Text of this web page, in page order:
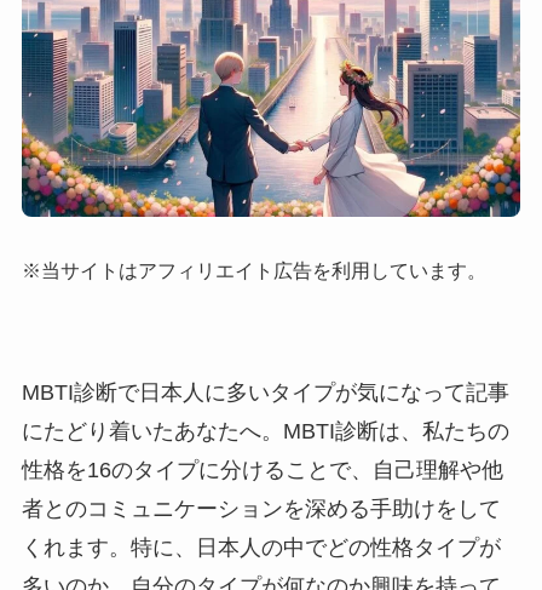
※当サイトはアフィリエイト広告を利用しています。
MBTI診断で日本人に多いタイプが気になって記事
にたどり着いたあなたへ。MBTI診断は、私たちの
性格を16のタイプに分けることで、自己理解や他
者とのコミュニケーションを深める手助けをして
くれます。特に、日本人の中でどの性格タイプが